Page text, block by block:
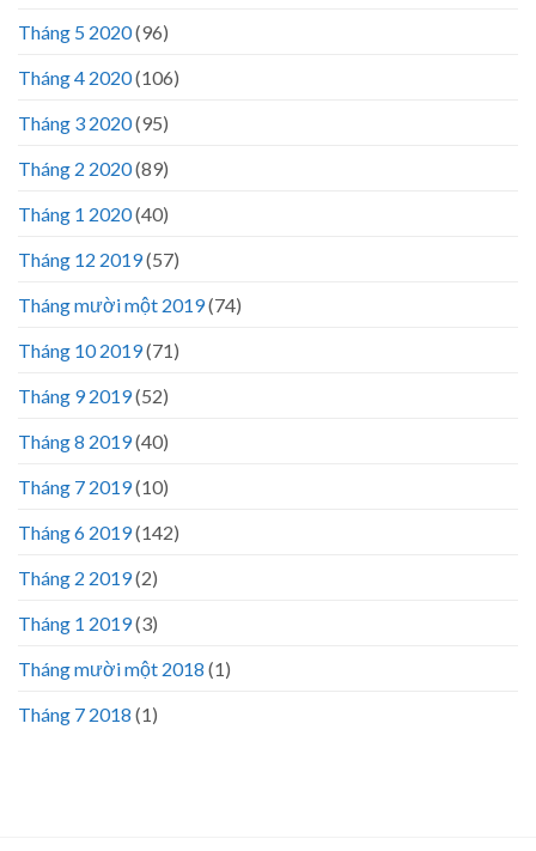
Tháng 5 2020(96)
Tháng 4 2020(106)
Tháng 3 2020(95)
Tháng 2 2020(89)
Tháng 1 2020(40)
Tháng 12 2019(57)
Tháng mười một 2019(74)
Tháng 10 2019(71)
Tháng 9 2019(52)
Tháng 8 2019(40)
Tháng 7 2019(10)
Tháng 6 2019(142)
Tháng 2 2019(2)
Tháng 1 2019(3)
Tháng mười một 2018 (1)
Tháng 7 2018 (1)